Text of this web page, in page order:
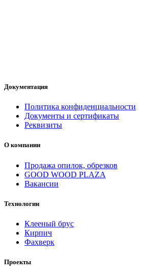
Документация
Политика конфиденциальности
Документы и сертификаты
Реквизиты
О компании
Продажа опилок, обрезков
GOOD WOOD PLAZA
Вакансии
Технологии
Клееный брус
Кирпич
Фахверк
Проекты